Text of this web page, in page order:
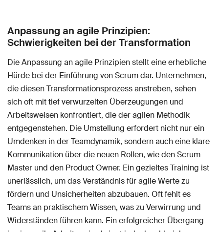
Anpassung an agile Prinzipien:
Schwierigkeiten bei der Transformation
Die Anpassung an agile Prinzipien stellt eine erhebliche
Hürde bei der Einführung von Scrum dar. Unternehmen,
die diesen Transformationsprozess anstreben, sehen
sich oft mit tief verwurzelten Überzeugungen und
Arbeitsweisen konfrontiert, die der agilen Methodik
entgegenstehen. Die Umstellung erfordert nicht nur ein
Umdenken in der Teamdynamik, sondern auch eine klare
Kommunikation über die neuen Rollen, wie den Scrum
Master und den Product Owner. Ein gezieltes Training ist
unerlässlich, um das Verständnis für agile Werte zu
fördern und Unsicherheiten abzubauen. Oft fehlt es
Teams an praktischem Wissen, was zu Verwirrung und
Widerständen führen kann. Ein erfolgreicher Übergang